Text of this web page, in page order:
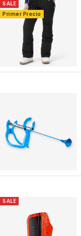
SALE
Primer Precio
SALE